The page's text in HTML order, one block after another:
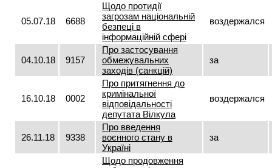
05.07.18 6688
Щодо протидії
загрозам національній
безпеці в
інформаційній сфері
воздержался
04.10.18 9157
Про застосування
обмежувальних
заходів (санкцій)
за
16.10.18 0002
Про притягнення до
кримінальної
відповідальності
депутата Вілкула
воздержался
26.11.18 9338
Про введення
воєнного стану в
Україні
за
Щодо продовження